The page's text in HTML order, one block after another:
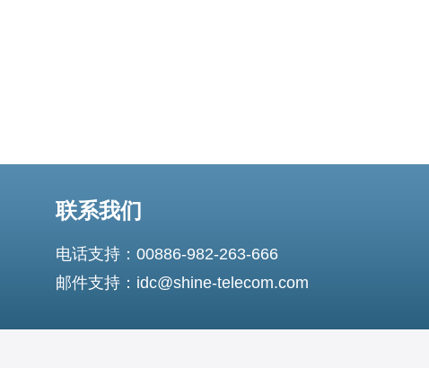
联系我们
电话支持：00886-982-263-666
邮件支持：idc@shine-telecom.com